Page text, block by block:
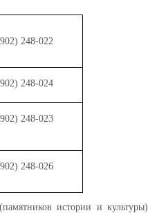
248-022
248-024
248-023
248-026
истории и культуры)